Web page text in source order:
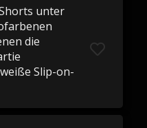
unter
die
Slip-on-